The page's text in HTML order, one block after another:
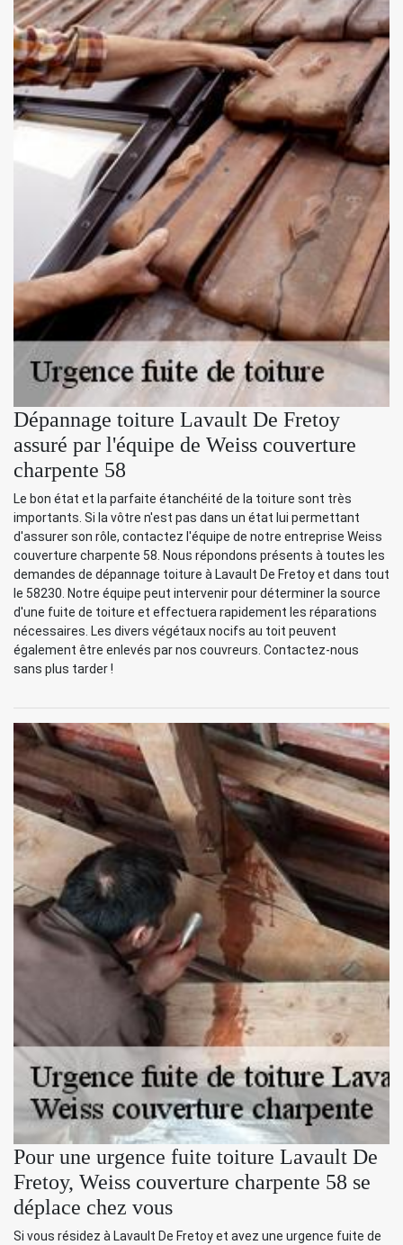
Dépannage toiture Lavault De Fretoy
assuré par l'équipe de Weiss couverture
charpente 58
Le bon état et la parfaite étanchéité de la toiture sont très
importants. Si la vôtre n'est pas dans un état lui permettant
d'assurer son rôle, contactez l'équipe de notre entreprise Weiss
couverture charpente 58. Nous répondons présents à toutes les
demandes de dépannage toiture à Lavault De Fretoy et dans tout
le 58230. Notre équipe peut intervenir pour déterminer la source
d'une fuite de toiture et effectuera rapidement les réparations
nécessaires. Les divers végétaux nocifs au toit peuvent
également être enlevés par nos couvreurs. Contactez-nous
sans plus tarder !
Pour une urgence fuite toiture Lavault De
Fretoy, Weiss couverture charpente 58 se
déplace chez vous
Si vous résidez à Lavault De Fretoy et avez une urgence fuite de